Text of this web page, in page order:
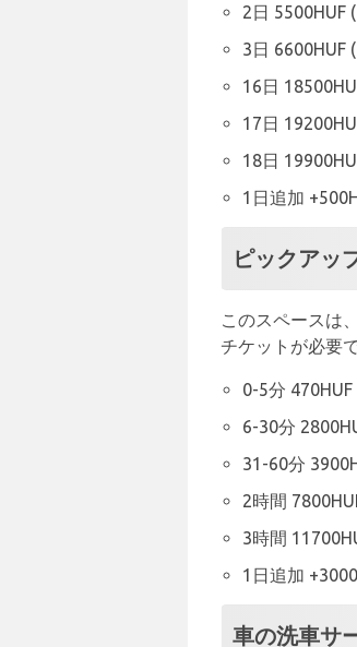
2日 5500HUF
3日 6600HUF
16日
17日
18日
1日追加
ピックアッ
このスペースは
チケットが必要
0-5分
6-30分
31-60分
2時間
3時間
1日追加
車の洗車サ